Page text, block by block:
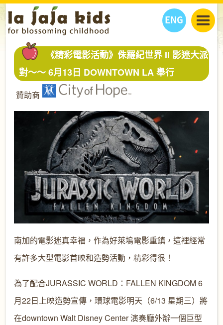
ENG
丫丫看天下
丫丫部落格
教學活動
親子日曆
丫丫活動
丫丫之選
健康生活館
關於我們
我們的故事
丫丫夥伴 + 友情連接
購物
《精彩電影活動》侏羅紀世界 II 影迷大派
對～～ 6月13日 DOWNTOWN LA 舉行
贊助商
南加的電影迷真幸福，作為好萊塢電影重鎮，這裡經常
有許多大型電影首映和造勢活動，精彩得很！
為了配合JURASSIC WORLD：FALLEN KINGDOM 6
月22日上映造勢宣傳，環球電影明天（6/13 星期三）將
在downtown Walt Disney Center 演奏廳外辦一個巨型